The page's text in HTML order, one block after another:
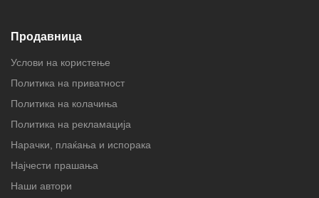
Продавница
Услови на користење
Политика на приватност
Политика на колачиња
Политика на рекламација
Нарачки, плаќања и испорака
Најчести прашања
Наши автори